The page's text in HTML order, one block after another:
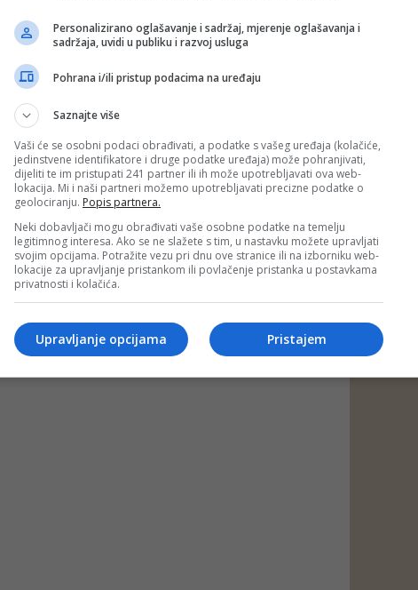
Personalizirano oglašavanje i sadržaj, mjerenje oglašavanja i
sadržaja, uvidi u publiku i razvoj usluga
Pohrana i/ili pristup podacima na uređaju
Saznajte više
Vaši će se osobni podaci obrađivati, a podatke s vašeg uređaja (kolačiće,
jedinstvene identifikatore i druge podatke uređaja) može pohranjivati,
dijeliti te im pristupati 241 partner ili ih može upotrebljavati ova web-
lokacija. Mi i naši partneri možemo upotrebljavati precizne podatke o
geolociranju. Popis partnera.
Neki dobavljači mogu obrađivati vaše osobne podatke na temelju
legitimnog interesa. Ako se ne slažete s tim, u nastavku možete upravljati
svojim opcijama. Potražite vezu pri dnu ove stranice ili na izborniku web-
lokacije za upravljanje pristankom ili povlačenje pristanka u postavkama
privatnosti i kolačića.
Pristajem
Upravljanje opcijama